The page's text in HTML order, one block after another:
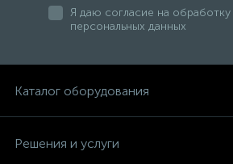
Я даю согласие на
персональных данных
Каталог оборудования
Решения и услуги